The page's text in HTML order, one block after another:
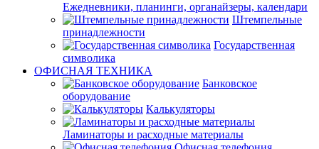
Ежедневники, планинги, органайзеры, календари
Штемпельные
принадлежности
Государственная
символика
ОФИСНАЯ ТЕХНИКА
Банковское
оборудование
Калькуляторы
Ламинаторы и расходные материалы